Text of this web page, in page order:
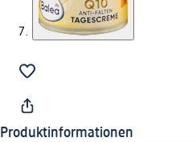
Produktinformationen